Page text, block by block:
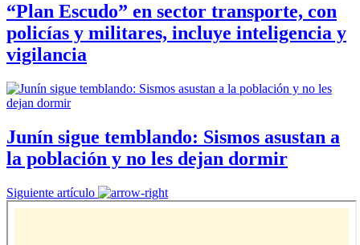
“Plan Escudo” en sector transporte, con
policías y militares, incluye inteligencia y
vigilancia
Junín sigue temblando: Sismos asustan a
la población y no les dejan dormir
Siguiente artículo